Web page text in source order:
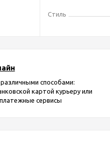
Стиль
способами:
картой курьеру или
сервисы